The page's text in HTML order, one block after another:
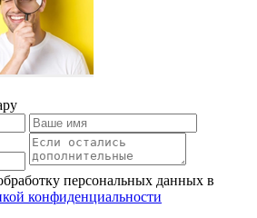
персональных данных в
конфиденциальности